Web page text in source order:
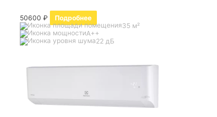
50600₽
Подробнее
35 м²
A++
22 дБ